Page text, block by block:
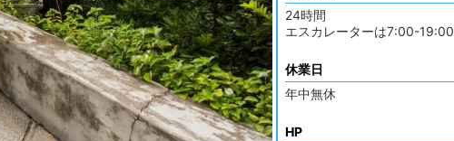
24時間
エスカレーターは7:00-19:00
休業日
年中無休
HP